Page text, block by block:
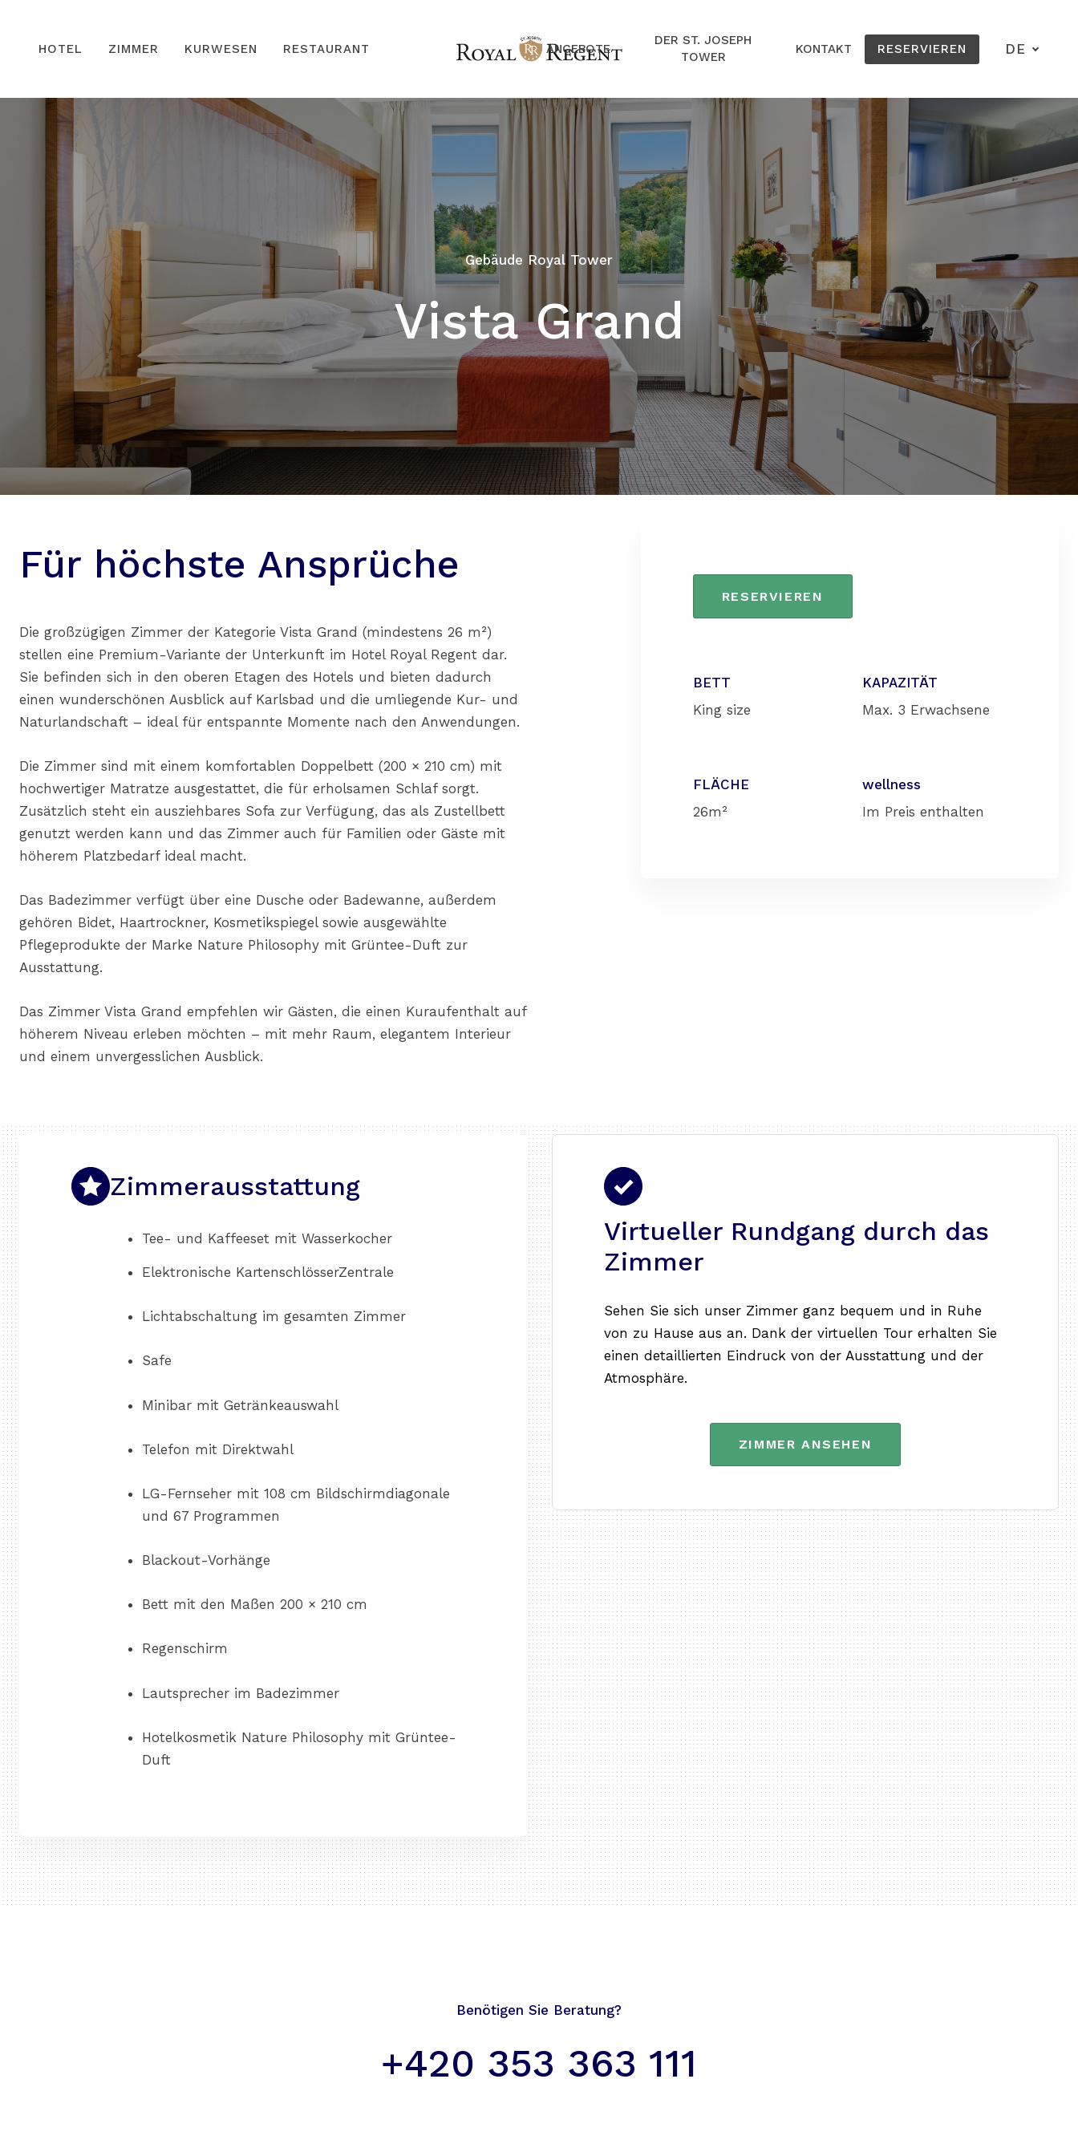
HOTEL ZIMMER KURWESEN RESTAURANT ANGEBOTE
DER ST. JOSEPH
TOWER
KONTAKT RESERVIEREN DE
Gebäude Royal Tower
Vista Grand
Für höchste Ansprüche
Die großzügigen Zimmer der Kategorie Vista Grand (mindestens 26 m²)
stellen eine Premium-Variante der Unterkunft im Hotel Royal Regent dar.
Sie befinden sich in den oberen Etagen des Hotels und bieten dadurch
einen wunderschönen Ausblick auf Karlsbad und die umliegende Kur- und
Naturlandschaft – ideal für entspannte Momente nach den Anwendungen.
Die Zimmer sind mit einem komfortablen Doppelbett (200 × 210 cm) mit
hochwertiger Matratze ausgestattet, die für erholsamen Schlaf sorgt.
Zusätzlich steht ein ausziehbares Sofa zur Verfügung, das als Zustellbett
genutzt werden kann und das Zimmer auch für Familien oder Gäste mit
höherem Platzbedarf ideal macht.
Das Badezimmer verfügt über eine Dusche oder Badewanne, außerdem
gehören Bidet, Haartrockner, Kosmetikspiegel sowie ausgewählte
Pflegeprodukte der Marke Nature Philosophy mit Grüntee-Duft zur
Ausstattung.
Das Zimmer Vista Grand empfehlen wir Gästen, die einen Kuraufenthalt auf
höherem Niveau erleben möchten – mit mehr Raum, elegantem Interieur
und einem unvergesslichen Ausblick.
RESERVIEREN
BETT
King size
KAPAZITÄT
Max. 3 Erwachsene
FLÄCHE
26m²
wellness
Im Preis enthalten
Zimmerausstattung
Tee- und Kaffeeset mit Wasserkocher
Elektronische KartenschlösserZentrale
Lichtabschaltung im gesamten Zimmer
Safe
Minibar mit Getränkeauswahl
Telefon mit Direktwahl
LG-Fernseher mit 108 cm Bildschirmdiagonale
und 67 Programmen
Blackout-Vorhänge
Bett mit den Maßen 200 × 210 cm
Regenschirm
Lautsprecher im Badezimmer
Hotelkosmetik Nature Philosophy mit Grüntee-
Duft
Virtueller Rundgang durch das
Zimmer
Sehen Sie sich unser Zimmer ganz bequem und in Ruhe
von zu Hause aus an. Dank der virtuellen Tour erhalten Sie
einen detaillierten Eindruck von der Ausstattung und der
Atmosphäre.
ZIMMER ANSEHEN
Benötigen Sie Beratung?
+420 353 363 111